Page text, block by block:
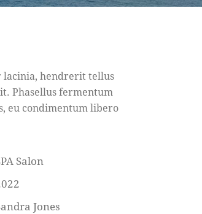
lacinia, hendrerit tellus
Phasellus fermentum
eu condimentum libero
Salon
Jones